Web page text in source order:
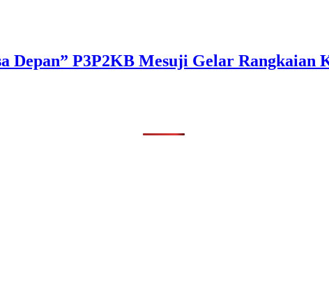
Depan” P3P2KB Mesuji Gelar Rangkaian